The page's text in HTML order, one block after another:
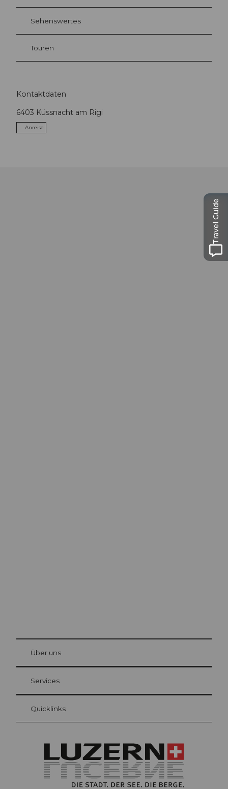
Sehenswertes
Touren
Kontaktdaten
6403 Küssnacht am Rigi
Anreise
Gästekarte Luzern
Ihre Vorteile als Übernachtungsgast
at Bre
Über uns
Services
Quicklinks
Travel Guide